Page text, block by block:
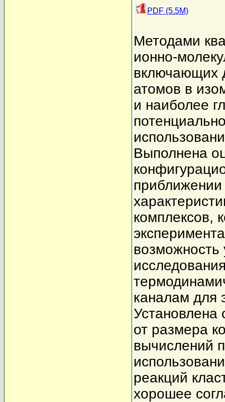
PDF (5.5M)
Методами
ионно-
включающих
атомов в
и наиболее
Выполнена
комплексов,
возможность
каналам для
Установлена
от размера
вычислений
реакций
хорошее